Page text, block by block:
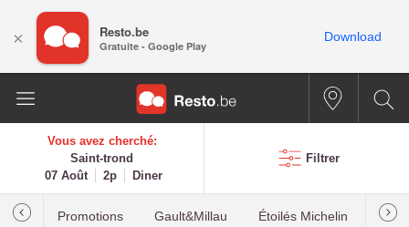
Vous avez cherché:
Saint-trond
07 Août
2p Diner
Filtrer
Promotions Gault&Millau Étoilés Michelin Les
× Resto.be
Gratuite - Google Play
Download